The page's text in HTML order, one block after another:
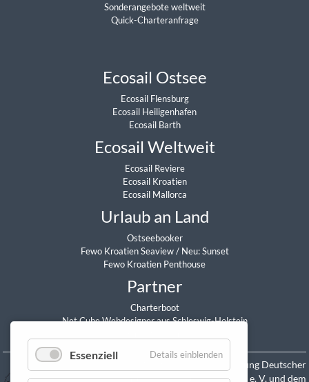
Sonderangebote weltweit
Quick-Charteranfrage
Ecosail Ostsee
Ecosail Flensburg
Ecosail Heiligenhafen
Ecosail Barth
Ecosail Weltweit
Ecosail Reviere
Ecosail Kroatien
Ecosail Mallorca
Urlaub an Land
Ostseebooker
Fewo Kroatien Seaview/ Neu: Sunset
Fewo Kroatien Penthouse
Partner
Charterboot
Net Cube Webdesigner aus Schleswig-Holstein
Mitglied in der Vereinigung Deutscher
Yacht-Charterunternehmen e. V. und dem
Essenziell Details einblenden